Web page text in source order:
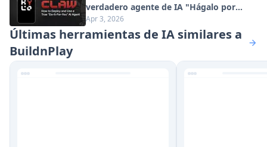
verdadero agente de IA "Hágalo por
usted" (Actualización 2026)
Apr 3, 2026
Últimas herramientas de IA similares a
BuildnPlay